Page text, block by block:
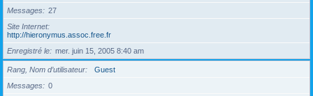
Messages
27
Site Internet
http://hieronymus.assoc.free.fr
Enregistré le
mer. juin 15, 2005 8:40 am
Rang, Nom d’utilisateur
Guest
Messages
0